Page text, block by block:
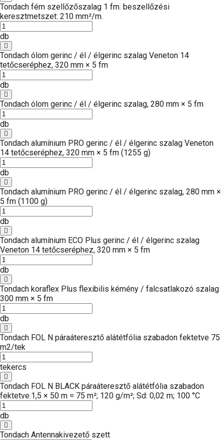
Tondach fém szellőzőszalag 1 fm. beszellőzési
keresztmetszet: 210 mm²/m.
db
Tondach ólom gerinc / él / élgerinc szalag Veneton 14
tetőcseréphez, 320 mm × 5 fm
db
Tondach ólom gerinc / él / élgerinc szalag, 280 mm × 5 fm
db
Tondach alumínium PRO gerinc / él / élgerinc szalag Veneton
14 tetőcseréphez, 320 mm × 5 fm (1255 g)
db
Tondach alumínium PRO gerinc / él / élgerinc szalag, 280 mm ×
5 fm (1100 g)
db
Tondach alumínium ECO Plus gerinc / él / élgerinc szalag
Veneton 14 tetőcseréphez, 320 mm × 5 fm
db
Tondach koraflex Plus flexibilis kémény / falcsatlakozó szalag
300 mm × 5 fm
db
Tondach FOL N páraáteresztő alátétfólia szabadon fektetve 75
m2/tek
tekercs
Tondach FOL N BLACK páraáteresztő alátétfólia szabadon
fektetve.1,5 × 50 m = 75 m²; 120 g/m²; Sd: 0,02 m; 100 °C
db
Tondach Antennakivezető szett